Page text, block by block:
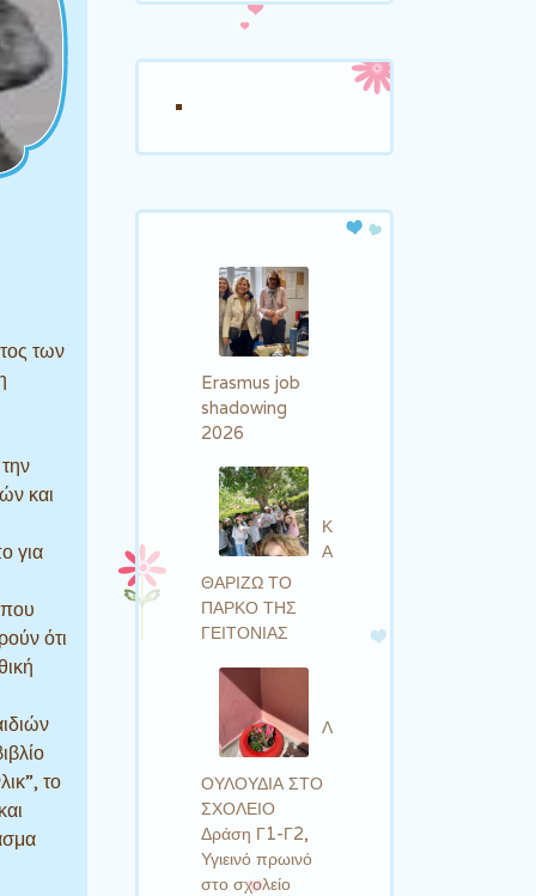
των
και
για
ότι
το
Erasmus job
shadowing
2026
Κ
Α
ΘΑΡΙΖΩ ΤΟ
ΠΑΡΚΟ ΤΗΣ
ΓΕΙΤΟΝΙΑΣ
Λ
ΟΥΛΟΥΔΙΑ ΣΤΟ
ΣΧΟΛΕΙΟ
Δράση Γ1-Γ2,
Υγιεινό πρωινό
στο σχολείο